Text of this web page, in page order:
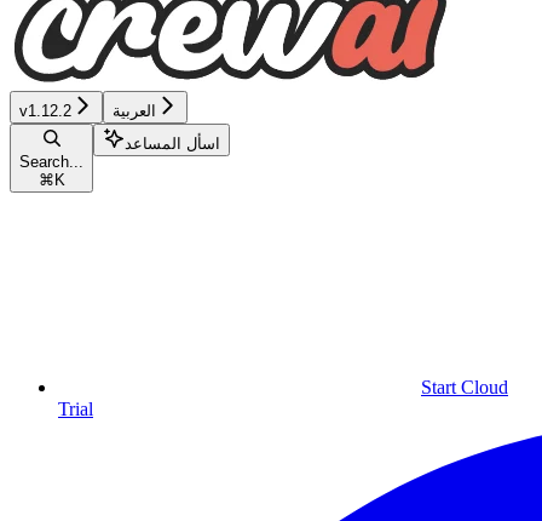
v1.12.2 العربية
Search...
⌘ K
اسأل المساعد
Start Cloud
Trial